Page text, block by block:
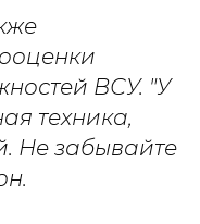
ВСУ. "У
техника,
Не забывайте